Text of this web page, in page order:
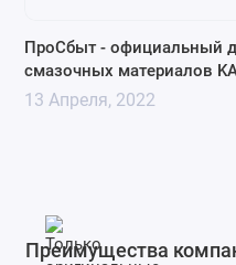
ПроСбыт - официальный
смазочных материалов
13 Апреля, 2022
Преимущества